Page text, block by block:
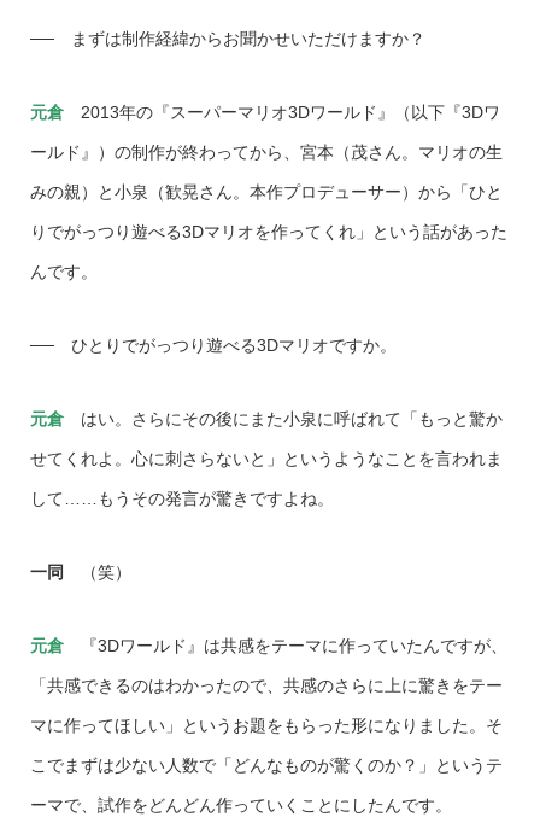
── まずは制作経緯からお聞かせいただけますか？
元倉2013年の『スーパーマリオ3Dワールド』（以下『3Dワ
ールド』）の制作が終わってから、宮本（茂さん。マリオの生
みの親）と小泉（歓晃さん。本作プロデューサー）から「ひと
りでがっつり遊べる3Dマリオを作ってくれ」という話があった
んです。
── ひとりでがっつり遊べる3Dマリオですか。
元倉はい。さらにその後にまた小泉に呼ばれて「もっと驚か
せてくれよ。心に刺さらないと」というようなことを言われま
して……もうその発言が驚きですよね。
一同 （笑）
元倉『3Dワールド』は共感をテーマに作っていたんですが、
「共感できるのはわかったので、共感のさらに上に驚きをテー
マに作ってほしい」というお題をもらった形になりました。そ
こでまずは少ない人数で「どんなものが驚くのか？」というテ
ーマで、試作をどんどん作っていくことにしたんです。